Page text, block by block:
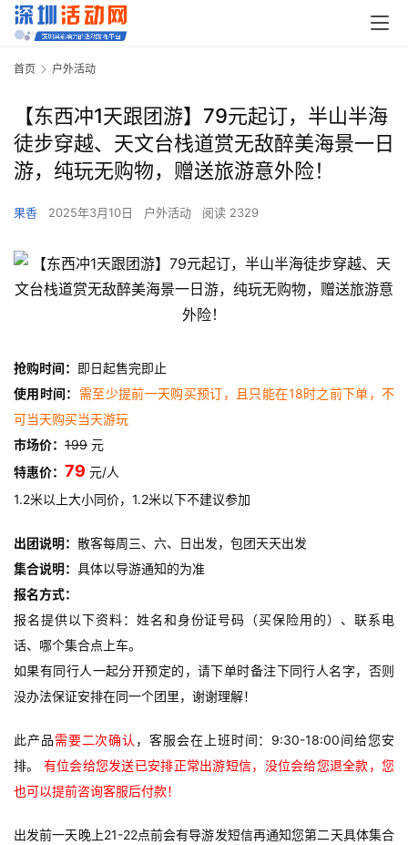
首页 户外活动
【东西冲1天跟团游】79元起订，半山半海
徒步穿越、天文台栈道赏无敌醉美海景一日
游，纯玩无购物，赠送旅游意外险！
果香 2025年3月10日 户外活动 阅读 2329
抢购时间： 即日起售完即止
使用时间： 需至少提前一天购买预订，且只能在18时之前下单，不
可当天购买当天游玩
市场价： 199 元
特惠价： 79 元/人
1.2米以上大小同价，1.2米以下不建议参加
出团说明： 散客每周三、六、日出发，包团天天出发
集合说明： 具体以导游通知的为准
报名方式：
报名提供以下资料：姓名和身份证号码（买保险用的）、联系电
话、哪个集合点上车。
如果有同行人一起分开预定的，请下单时备注下同行人名字，否则
没办法保证安排在同一个团里，谢谢理解！
此产品需要二次确认 ，客服会在上班时间：9:30-18:00间给您安
排。 有位会给您发送已安排正常出游短信，没位会给您退全款，您
也可以提前咨询客服后付款！
出发前一天晚上21-22点前会有导游发短信再通知您第二天具体集合